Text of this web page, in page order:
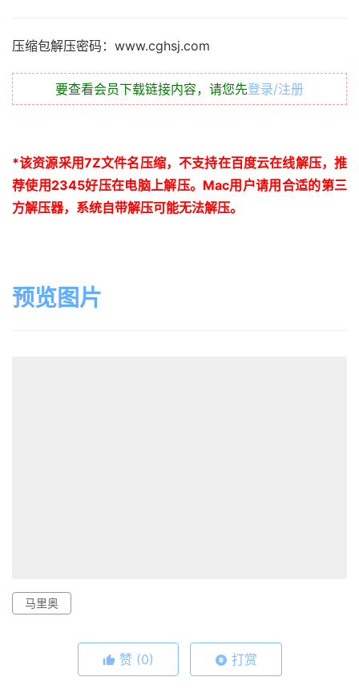
压缩包解压密码：www.cghsj.com
要查看会员下载链接内容，请您先登录/注册
*该资源采用7Z文件名压缩，不支持在百度云在线解压，推
荐使用2345好压在电脑上解压。 Mac用户请用合适的第三
方解压器，系统自带解压可能无法解压。
预览图片
马里奥
赞 (0) 打赏